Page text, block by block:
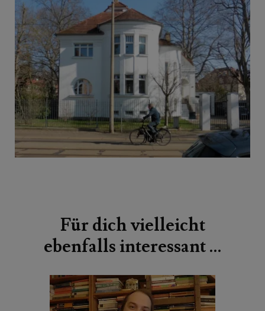
Für dich vielleicht
ebenfalls interessant …